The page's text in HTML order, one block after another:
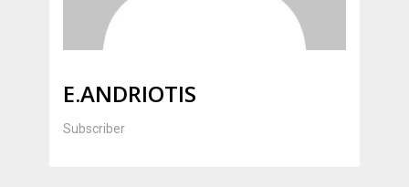
E.ANDRIOTIS
Subscriber